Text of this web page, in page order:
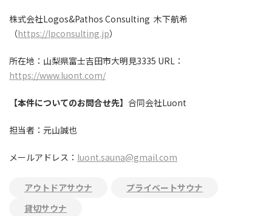
株式会社Logos&Pathos Consulting ⽊下航希
（https://lpconsulting.jp）
所在地：⼭梨県富⼠吉⽥市⼤明⾒3335 URL：
https://www.luont.com/
【本件についてのお問合せ先】 合同会社Luont
担当者：元⼭誠也
メールアドレス： luont.sauna@gmail.com
アウトドアサウナ
プライベートサウナ
貸切サウナ